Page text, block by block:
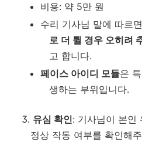
비용: 약 5만 원
수리 기사님 말에 따르
로 더 튈 경우 오히려
고 합니다.
페이스 아이디 모듈은
생하는 부위입니다.
유심 확인: 기사님이 본인
정상 작동 여부를 확인해